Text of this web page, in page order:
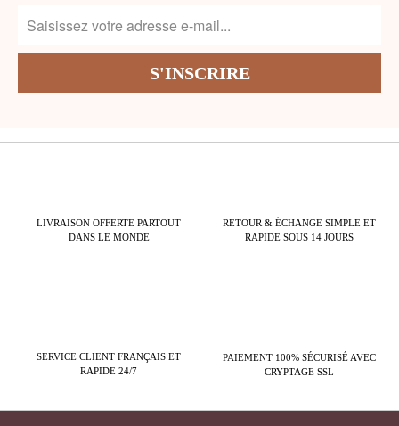
LIVRAISON OFFERTE PARTOUT
DANS LE MONDE
RETOUR & ÉCHANGE SIMPLE ET
RAPIDE SOUS 14 JOURS
SERVICE CLIENT FRANÇAIS ET
RAPIDE 24/7
PAIEMENT 100% SÉCURISÉ AVEC
CRYPTAGE SSL